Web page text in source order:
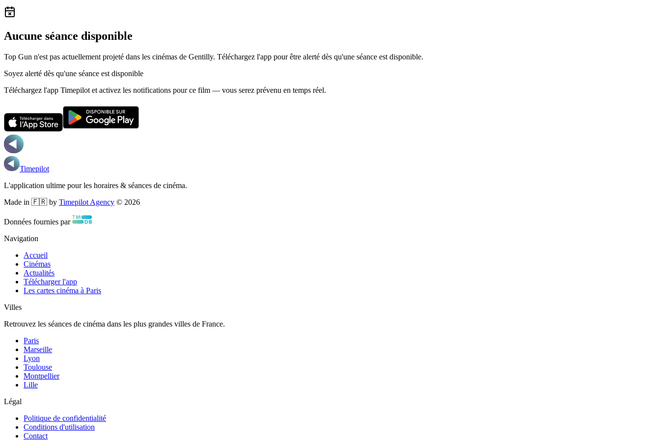
Aucune séance disponible
Top Gun n'est pas actuellement projeté dans les cinémas de Gentilly. Téléchargez l'app pour être alerté dès qu'une séance est disponible.
Soyez alerté dès qu'une séance est disponible
Téléchargez l'app Timepilot et activez les notifications pour ce film — vous serez prévenu en temps réel.
Timepilot
L'application ultime pour les horaires & séances de cinéma.
Made in 🇫🇷 by Timepilot Agency © 2026
Données fournies par
Navigation
Accueil
Cinémas
Actualités
Télécharger l'app
Les cartes cinéma à Paris
Villes
Retrouvez les séances de cinéma dans les plus grandes villes de France.
Paris
Marseille
Lyon
Toulouse
Montpellier
Lille
Légal
Politique de confidentialité
Conditions d'utilisation
Contact